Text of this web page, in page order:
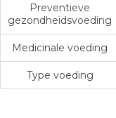
Preventieve
gezondheidsvoeding
Medicinale voeding
Type voeding